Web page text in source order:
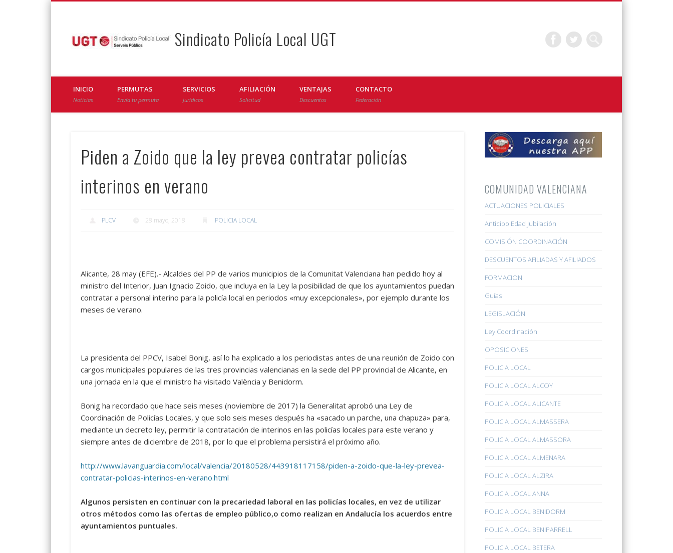
Sindicato Policía Local UGT
FacebookTwitter
INICIO
Noticias
PERMUTAS
Envía tu permuta
SERVICIOS
Jurídicos
AFILIACIÓN
Solicitud
VENTAJAS
Descuentos
CONTACTO
Federación
Piden a Zoido que la ley prevea contratar policías
interinos en verano
PLCV 28 mayo, 2018 POLICIA LOCAL
Alicante, 28 may (EFE).- Alcaldes del PP de varios municipios de la Comunitat Valenciana han pedido hoy al
ministro del Interior, Juan Ignacio Zoido, que incluya en la Ley la posibilidad de que los ayuntamientos puedan
contratar a personal interino para la policía local en periodos «muy excepcionales», por ejemplo durante los
meses de verano.
La presidenta del PPCV, Isabel Bonig, así lo ha explicado a los periodistas antes de una reunión de Zoido con
cargos municipales populares de las tres provincias valencianas en la sede del PP provincial de Alicante, en
una jornada en la que el ministro ha visitado València y Benidorm.
Bonig ha recordado que hace seis meses (noviembre de 2017) la Generalitat aprobó una Ley de
Coordinación de Policías Locales, y que solo seis meses después ha «sacado un parche, una chapuza» para,
mediante un decreto ley, permitir la contratación de interinos en las policías locales para este verano y
siempre antes de diciembre de 2018, por lo que el problema persistirá el próximo año.
http://www.lavanguardia.com/local/valencia/20180528/443918117158/piden-a-zoido-que-la-ley-prevea-
contratar-policias-interinos-en-verano.html
Algunos persisten en continuar con la precariedad laboral en las policías locales, en vez de utilizar
otros métodos como las ofertas de empleo público,o como realizan en Andalucía los acuerdos entre
ayuntamientos puntuales.
COMUNIDAD VALENCIANA
ACTUACIONES POLICIALES
Anticipo Edad Jubilación
COMISIÓN COORDINACIÓN
DESCUENTOS AFILIADAS Y AFILIADOS
FORMACION
Guías
LEGISLACIÓN
Ley Coordinación
OPOSICIONES
POLICIA LOCAL
POLICIA LOCAL ALCOY
POLICIA LOCAL ALICANTE
POLICIA LOCAL ALMASSERA
POLICIA LOCAL ALMASSORA
POLICIA LOCAL ALMENARA
POLICIA LOCAL ALZIRA
POLICIA LOCAL ANNA
POLICIA LOCAL BENIDORM
POLICIA LOCAL BENIPARRELL
POLICIA LOCAL BETERA